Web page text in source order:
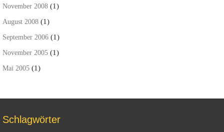
November 2008 (1)
August 2008 (1)
September 2006 (1)
November 2005 (1)
Mai 2005 (1)
Schlagwörter